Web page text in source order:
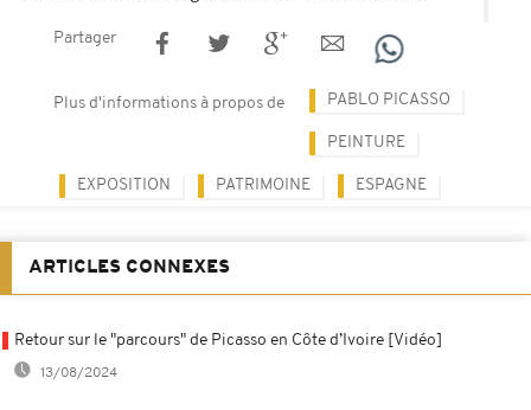
Partager
Plus d'informations à propos de PABLO PICASSO
PEINTURE
EXPOSITION PATRIMOINE ESPAGNE
ARTICLES CONNEXES
Retour sur le "parcours" de Picasso en Côte d’Ivoire [Vidéo]
13/08/2024